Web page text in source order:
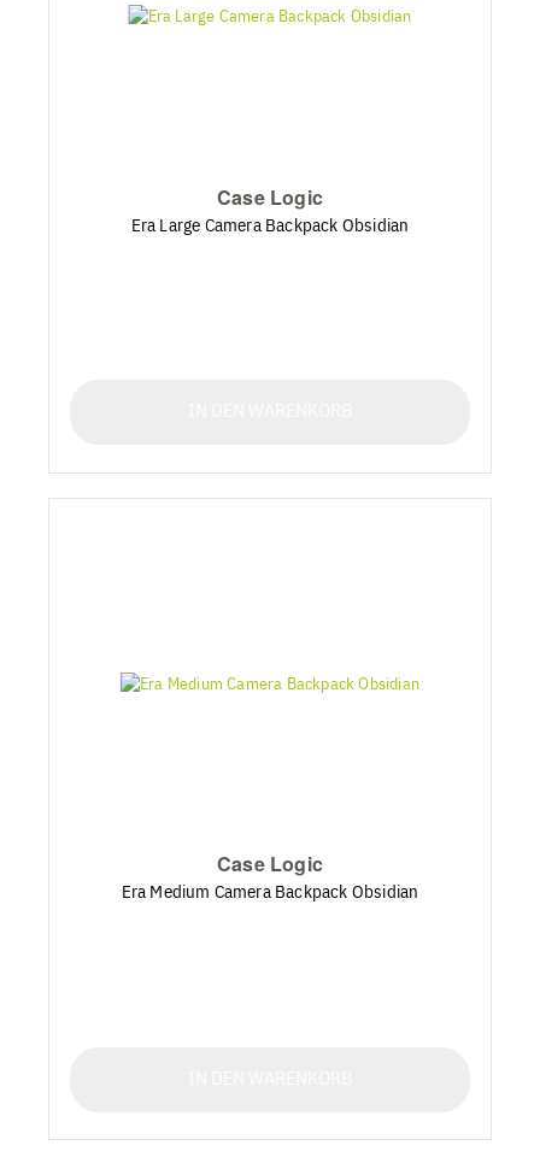
Case Logic
Era Large Camera Backpack Obsidian
Case Logic
Era Medium Camera Backpack Obsidian